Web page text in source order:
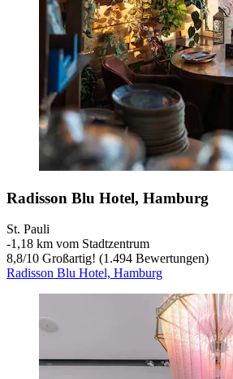
Radisson Blu Hotel, Hamburg
St. Pauli
‐1,18 km vom Stadtzentrum
8,8/10 Großartig! (1.494 Bewertungen)
Radisson Blu Hotel, Hamburg